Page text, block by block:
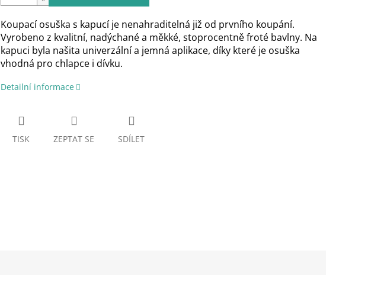
Koupací osuška s kapucí je nenahraditelná již od prvního koupání.
Vyrobeno z kvalitní, nadýchané a měkké, stoprocentně froté bavlny. Na
kapuci byla našita univerzální a jemná aplikace, díky které je osuška
vhodná pro chlapce i dívku.
Detailní informace
TISK ZEPTAT SE SDÍLET